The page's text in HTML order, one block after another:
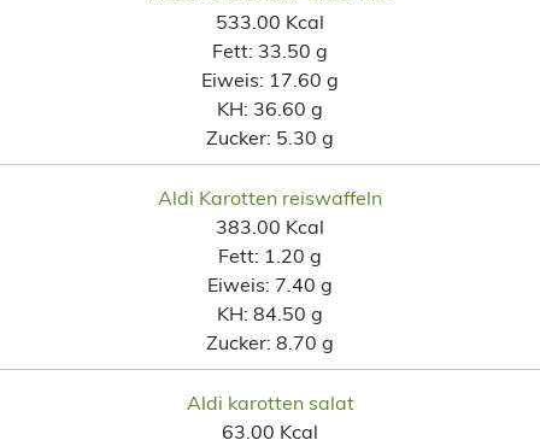
533.00 Kcal
Fett: 33.50 g
Eiweis: 17.60 g
KH: 36.60 g
Zucker: 5.30 g
Aldi Karotten reiswaffeln
383.00 Kcal
Fett: 1.20 g
Eiweis: 7.40 g
KH: 84.50 g
Zucker: 8.70 g
Aldi karotten salat
63.00 Kcal